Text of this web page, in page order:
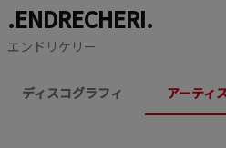
.ENDRECHERI.
エンドリケリー
ディスコグラフィ アーティ